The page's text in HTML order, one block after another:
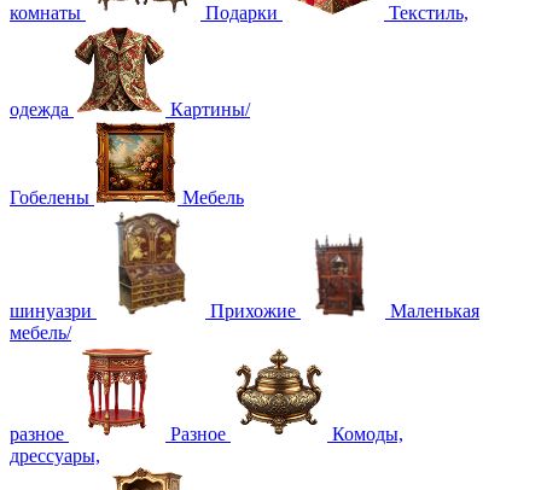
комнаты Подарки Текстиль,
одежда Картины/
Гобелены Мебель
шинуазри Прихожие
Маленькая
мебель/
разное Разное
Комоды,
дрессуары,